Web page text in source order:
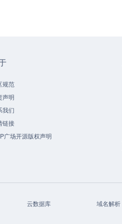
规范
声明
我们
链接
广场开源版权声明
云数据库 域名解析